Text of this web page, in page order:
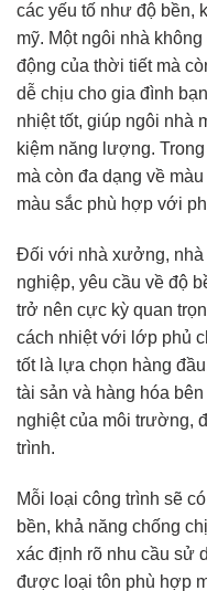
các yếu tố như độ bền,
mỹ. Một ngôi nhà
động của thời tiết mà
dễ chịu cho gia đình
nhiệt tốt, giúp ngôi nhà
kiệm năng lượng.
mà còn đa dạng về
màu sắc phù hợp với
Đối với nhà xưởng, nhà
nghiệp, yêu cầu về độ
trở nên cực kỳ quan
cách nhiệt với lớp phủ
tốt là lựa chọn hàng
tài sản và hàng hóa
nghiệt của môi trường,
trình.
Mỗi loại công trình sẽ
bền, khả năng chống
xác định rõ nhu cầu sử
được loại tôn phù hợp